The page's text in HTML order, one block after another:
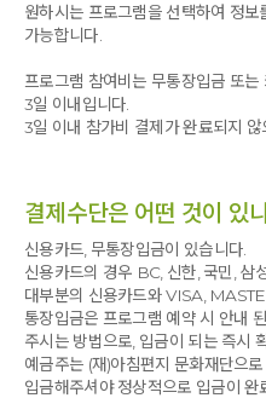
원하시는 프로그램을 선택하여 정보
가능합니다.
프로그램 참여비는 무통장입금 또
3일 이내입니다.
3일 이내 참가비 결제가 완료되지 않
결제수단은 어떤 것이 있
신용카드, 무통장입금이 있습니다.
신용카드의 경우 BC, 신한, 국민, 삼
대부분의 신용카드와 VISA,
통장입금은 프로그램 예약 시 안내
주시는 방법으로, 입금이 되는 즉시
예금주는 (재)아침편지 문화재단으
입금해주셔야 정상적으로 입금이 완